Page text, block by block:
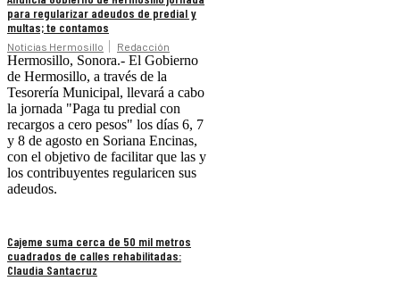
para regularizar adeudos de predial y
multas; te contamos
Noticias Hermosillo Redacción
Hermosillo, Sonora.- El Gobierno
de Hermosillo, a través de la
Tesorería Municipal, llevará a cabo
la jornada "Paga tu predial con
recargos a cero pesos" los días 6, 7
y 8 de agosto en Soriana Encinas,
con el objetivo de facilitar que las y
los contribuyentes regularicen sus
adeudos.
Cajeme suma cerca de 50 mil metros
cuadrados de calles rehabilitadas:
Claudia Santacruz